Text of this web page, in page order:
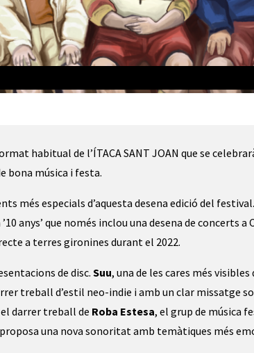
habitual de l’ÍTACA SANT JOAN que se
bona música i festa.
més especials d’aquesta desena edició del
anys’ que només inclou una desena de concerts a
a terres gironines durant el 2022.
de disc. Suu, una de les cares més
treball d’estil neo-indie i amb un clar missatge
darrer treball de Roba Estesa, el grup de música
una nova sonoritat amb temàtiques més